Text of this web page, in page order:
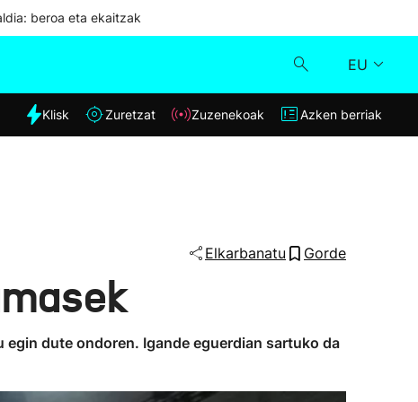
beroa eta ekaitzak
EU
Klisk
Klisk Zuretzat Zuzenekoak Azken berriak
Elkarbanatu Gorde
dute ondoren. Igande eguerdian sartuko da